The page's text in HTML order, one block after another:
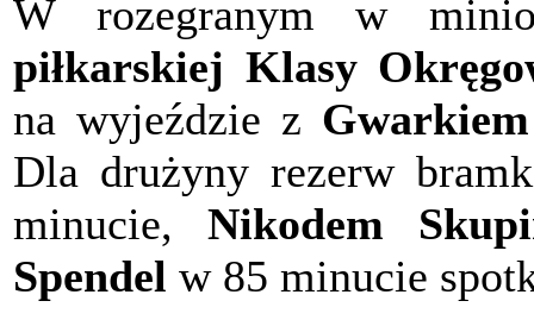
W rozegranym w
piłkarskiej Klasy
na wyjeździe z
Dla drużyny rezerw
minucie,Nikodem
Spendel w 85 minucie